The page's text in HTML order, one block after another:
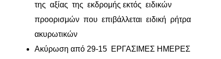
της αξίας της εκδρομής εκτός ειδικών
προορισμών που επιβάλλεται ειδική ρήτρα
ακυρωτικών
Ακύρωση από 29-15 ΕΡΓΑΣΙΜΕΣ ΗΜΕΡΕΣ